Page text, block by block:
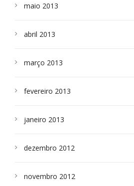
maio 2013
abril 2013
março 2013
fevereiro 2013
janeiro 2013
dezembro 2012
novembro 2012